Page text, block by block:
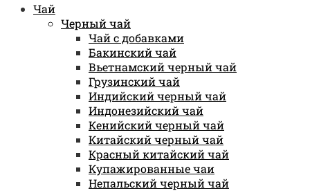
Чай
Черный чай
Чай с добавками
Бакинский чай
Вьетнамский черный чай
Грузинский чай
Индийский черный чай
Индонезийский чай
Кенийский черный чай
Китайский черный чай
Красный китайский чай
Купажированные чаи
Непальский черный чай